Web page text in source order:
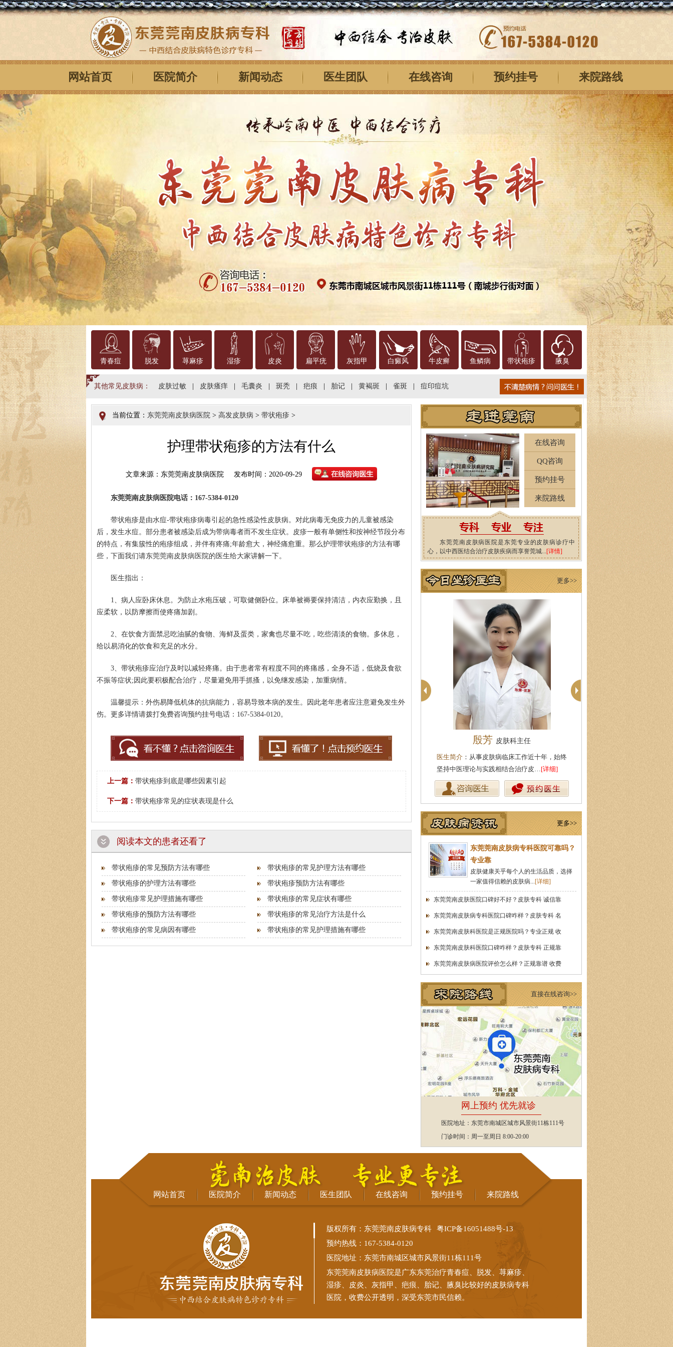
网站首页 医院简介 新闻动态 医生团队 在线咨询 预约挂号 来院路线
青春痘 脱发 荨麻疹 湿疹 皮炎 扁平疣 灰指甲 白癜风 牛皮癣 鱼鳞病 带状疱疹 腋臭
其他常见皮肤病： 皮肤过敏 皮肤瘙痒 毛囊炎 斑秃 疤痕 胎记 黄褐斑 雀斑 痘印痘坑
当前位置： 东莞莞南皮肤病医院 > 高发皮肤病 > 带状疱疹 >
护理带状疱疹的方法有什么
文章来源：东莞莞南皮肤病医院 发布时间：2020-09-29
东莞莞南皮肤病医院电话：167-5384-0120
带状疱疹是由水痘-带状疱疹病毒引起的急性感染性皮肤病。对此病毒无免疫力的儿童被感染
后，发生水痘。部分患者被感染后成为带病毒者而不发生症状。皮疹一般有单侧性和按神经节段分布
的特点，有集簇性的疱疹组成，并伴有疼痛;年龄愈大，神经痛愈重。那么护理带状疱疹的方法有哪
些，下面我们请东莞莞南皮肤病医院的医生给大家讲解一下。
医生指出：
1、病人应卧床休息。为防止水疱压破，可取健侧卧位。床单被褥要保持清洁，内衣应勤换，且
应柔软，以防摩擦而使疼痛加剧。
2、在饮食方面禁忌吃油腻的食物、海鲜及蛋类，家禽也尽量不吃，吃些清淡的食物。多休息，
给以易消化的饮食和充足的水分。
3、带状疱疹应治疗及时以减轻疼痛。由于患者常有程度不同的疼痛感，全身不适，低烧及食欲
不振等症状;因此要积极配合治疗，尽量避免用手抓搔，以免继发感染，加重病情。
温馨提示：外伤易降低机体的抗病能力，容易导致本病的发生。因此老年患者应注意避免发生外
伤。更多详情请拨打免费咨询预约挂号电话：167-5384-0120。
上一篇： 带状疱疹到底是哪些因素引起
下一篇： 带状疱疹常见的症状表现是什么
阅读本文的患者还看了
带状疱疹的常见预防方法有哪些 带状疱疹的常见护理方法有哪些
带状疱疹的护理方法有哪些 带状疱疹预防方法有哪些
带状疱疹常见护理措施有哪些 带状疱疹的常见症状有哪些
带状疱疹的预防方法有哪些 带状疱疹的常见治疗方法是什么
带状疱疹的常见病因有哪些 带状疱疹的常见护理措施有哪些
在线咨询
QQ咨询
预约挂号
来院路线
东莞莞南皮肤病医院是东莞专业的皮肤病诊疗中
心，以中西医结合治疗皮肤疾病而享誉莞城...[详情]
更多>>
柯仙花 皮肤科主任
医生简介
：东莞莞南皮肤病医院皮肤科主任，
从事皮肤病临床诊疗工作多年，在…[详细]
殷芳 皮肤科主任
医生简介 ：从事皮肤病临床工作近十年，始终
坚持中医理论与实践相结合治疗皮…[详细]
更多>>
东莞莞南皮肤病专科医院可靠吗？
专业靠
皮肤健康关乎每个人的生活品质，选择
一家值得信赖的皮肤病...[详细]
东莞莞南皮肤医院口碑好不好？皮肤专科 诚信靠
东莞莞南皮肤病专科医院口碑咋样？皮肤专科 名
东莞莞南皮肤科医院是正规医院吗？专业正规 收
东莞莞南皮肤科医院口碑咋样？皮肤专科 正规靠
东莞莞南皮肤病医院评价怎么样？正规靠谱 收费
直接在线咨询>>
网上预约 优先就诊
医院地址：东莞市南城区城市风景街11栋111号
门诊时间：周一至周日 8:00-20:00
网站首页 医院简介 新闻动态 医生团队 在线咨询 预约挂号 来院路线
版权所有：东莞莞南皮肤病专科
粤ICP备16051488号-13
预约热线：167-5384-0120
医院地址：东莞市南城区城市风景街11栋111号
东莞莞南皮肤病医院是广东东莞治疗青春痘、脱发、荨麻疹、
湿疹、皮炎、灰指甲、疤痕、胎记、腋臭比较好的皮肤病专科
医院，收费公开透明，深受东莞市民信赖。